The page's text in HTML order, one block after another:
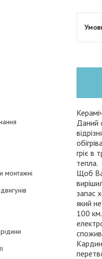
монтажні
Даний
гріє в
тепла.
Щоб
запас
який
100